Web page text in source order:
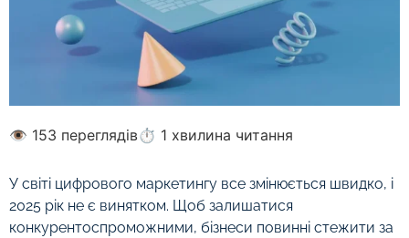
👁 153 переглядів⏱ 1 хвилина читання
У світі цифрового маркетингу все змінюється швидко, і
2025 рік не є винятком. Щоб залишатися
конкурентоспроможними, бізнеси повинні стежити за